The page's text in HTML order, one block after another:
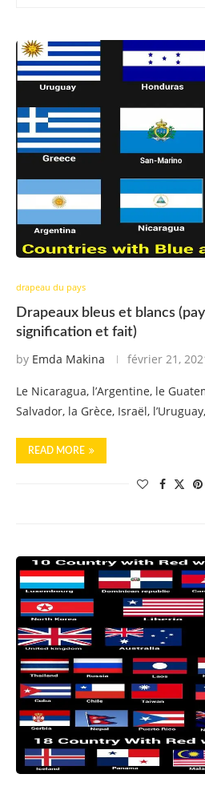
drapeau du pays
Drapeaux bleus et blancs
signification et fait)
by Emda Makina février 21,
Le Nicaragua, l’Argentine, le
Salvador, la Grèce, Israël,
READ MORE